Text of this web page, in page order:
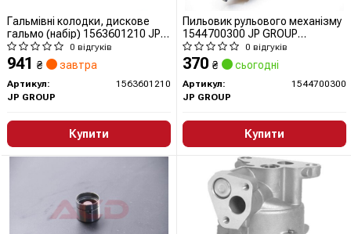
Гальмівні колодки, дискове
гальмо (набір) 1563601210 JP
GROUP (QUINTON HAZELL)
0 відгуків
941 ₴ завтра
Артикул:
1563601210
JP GROUP
Купити
Пильовик рульового механізму
1544700300 JP GROUP
(QUINTON HAZELL)
0 відгуків
370 ₴ сьогодні
Артикул:
1544700300
JP GROUP
Купити